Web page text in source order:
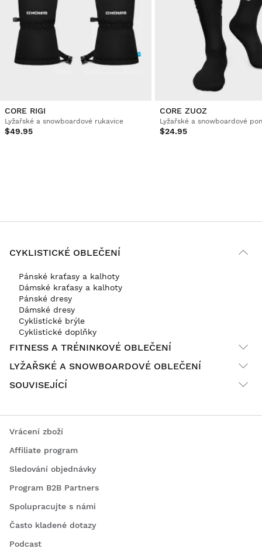
CORE RIGI
Lyžařské a snowboardové rukavice
$49.95
CORE ZUOZ
Lyžařské a snowboardové
$24.95
CYKLISTICKÉ OBLEČENÍ
Pánské kraťasy a kalhoty
Dámské kraťasy a kalhoty
Pánské dresy
Dámské dresy
Cyklistické brýle
Cyklistické doplňky
FITNESS A TRÉNINKOVÉ OBLEČENÍ
LYŽAŘSKÉ A SNOWBOARDOVÉ OBLEČENÍ
SOUVISEJÍCÍ
Vrácení zboží
Affiliate program
Sledování objednávky
Program B2B Partners
Spolupracujte s námi
Často kladené dotazy
Podcast